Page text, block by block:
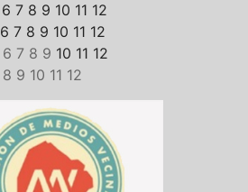
6 7 8 9 10 11 12
6 7 8 9 10 11 12
6 7 8 9 10 11 12
8 9 10 11 12